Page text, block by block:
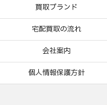
買取ブランド
宅配買取の流れ
会社案内
個人情報保護方針